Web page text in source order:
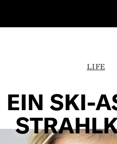
LIFE
EIN SKI-